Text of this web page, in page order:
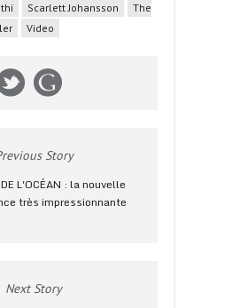
Scarlett Johansson
The
Video
Story
L'OCÉAN : la nouvelle
très impressionnante
Next Story